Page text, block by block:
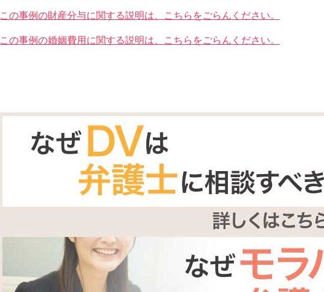
この事例の財産分与に関する説明は、こちらをごらんください。
この事例の婚姻費用に関する説明は、こちらをごらんください。